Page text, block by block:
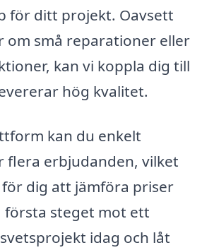
för ditt projekt. Oavsett
om små reparationer eller
kan vi koppla dig till
hög kvalitet.
kan du enkelt
flera erbjudanden, vilket
dig att jämföra priser
första steget mot ett
idag och låt